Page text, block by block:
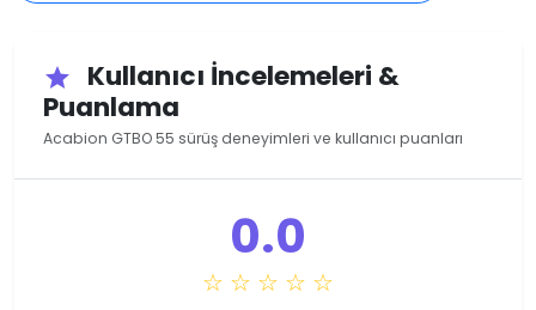
star
Kullanıcı İncelemeleri &
Puanlama
Acabion GTBO 55 sürüş deneyimleri ve kullanıcı puanları
0.0
☆ ☆ ☆ ☆ ☆